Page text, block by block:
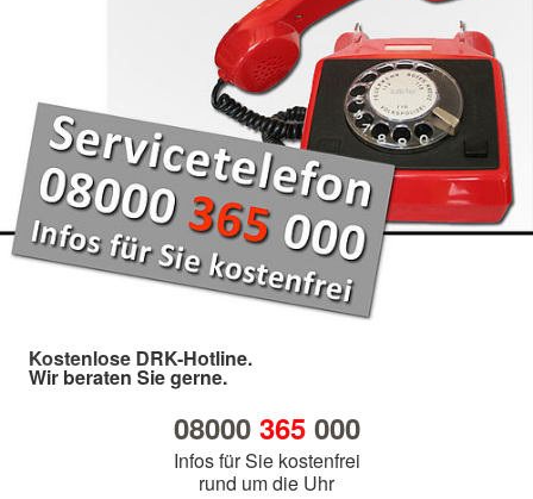
Kostenlose DRK-Hotline.
Wir beraten Sie gerne.
08000 365000
Infos für Sie kostenfrei
rund um die Uhr